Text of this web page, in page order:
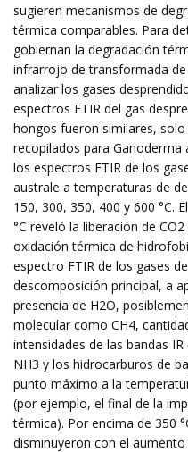
sugieren mecanismos de
térmica comparables. Para
gobiernan la degradación
infrarrojo de transformada
analizar los gases
espectros FTIR del gas
hongos fueron similares,
recopilados para Ganoderma
los espectros FTIR de los
australe a temperaturas de
150, 300, 350, 400 y 600 °C.
°C reveló la liberación de
oxidación térmica de
espectro FTIR de los gases
descomposición principal, a
presencia de H2O,
molecular como CH4,
intensidades de las bandas
NH3 y los hidrocarburos de
punto máximo a la
(por ejemplo, el final de la
térmica). Por encima de 350
disminuyeron con el